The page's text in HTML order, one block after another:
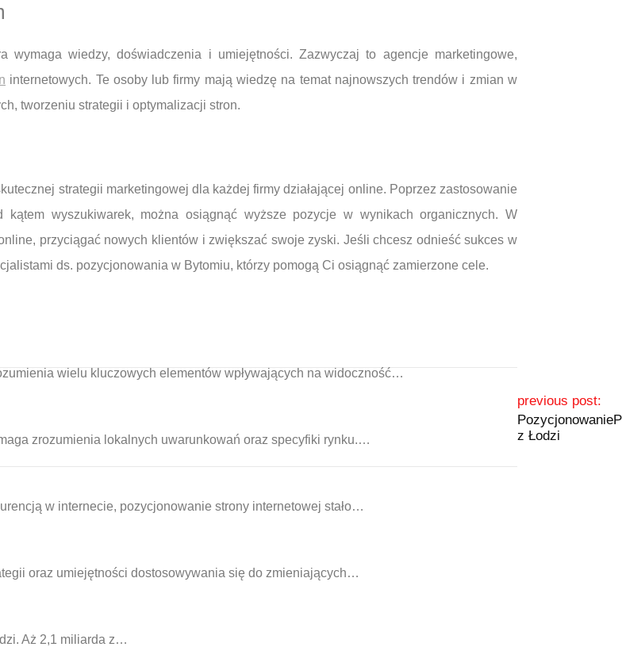
wymaga wiedzy, doświadczenia i umiejętności. Zazwyczaj to agencje marketingowe,
internetowych. Te osoby lub firmy mają wiedzę na temat najnowszych trendów i zmian w
tworzeniu strategii i optymalizacji stron.
strategii marketingowej dla każdej firmy działającej online. Poprzez zastosowanie
wyszukiwarek, można osiągnąć wyższe pozycje w wynikach organicznych. W
przyciągać nowych klientów i zwiększać swoje zyski. Jeśli chcesz odnieść sukces w
ds. pozycjonowania w Bytomiu, którzy pomogą Ci osiągnąć zamierzone cele.
wielu kluczowych elementów wpływających na widoczność…
zrozumienia lokalnych uwarunkowań oraz specyfiki rynku.…
w internecie, pozycjonowanie strony internetowej stało…
oraz umiejętności dostosowywania się do zmieniających…
Aż 2,1 miliarda z…
previous post:
Pozycjonowanie
z Łodzi